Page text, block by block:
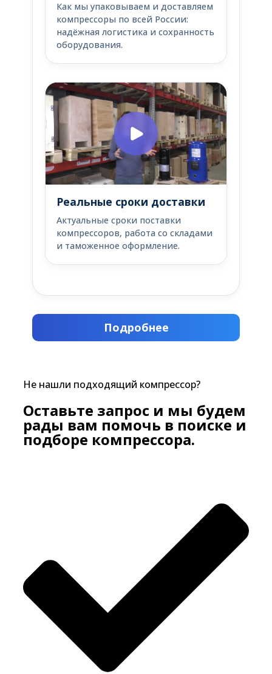
Как мы упаковываем и доставляем
компрессоры по всей России:
надёжная логистика и сохранность
оборудования.
Реальные сроки доставки
Актуальные сроки поставки
компрессоров, работа со складами
и таможенное оформление.
Подробнее
Не нашли подходящий компрессор?
Оставьте запрос и мы будем
рады вам помочь в поиске и
подборе компрессора.